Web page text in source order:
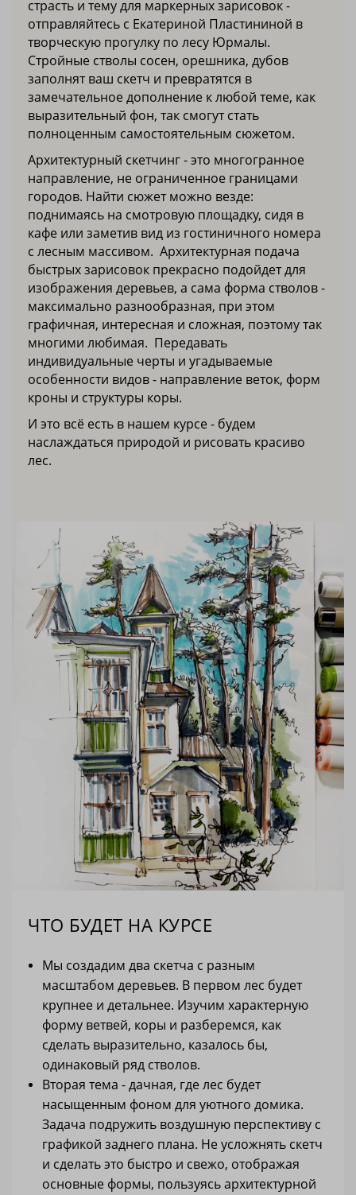
страсть и тему для маркерных зарисовок -
отправляйтесь с Екатериной Пластининой в
творческую прогулку по лесу Юрмалы.
Стройные стволы сосен, орешника, дубов
заполнят ваш скетч и превратятся в
замечательное дополнение к любой теме, как
выразительный фон, так смогут стать
полноценным самостоятельным сюжетом.
Архитектурный скетчинг - это многогранное
направление, не ограниченное границами
городов. Найти сюжет можно везде:
поднимаясь на смотровую площадку, сидя в
кафе или заметив вид из гостиничного номера
с лесным массивом. Архитектурная подача
быстрых зарисовок прекрасно подойдет для
изображения деревьев, а сама форма стволов -
максимально разнообразная, при этом
графичная, интересная и сложная, поэтому так
многими любимая. Передавать
индивидуальные черты и угадываемые
особенности видов - направление веток, форм
кроны и структуры коры.
И это всё есть в нашем курсе - будем
наслаждаться природой и рисовать красиво
лес.
ЧТО БУДЕТ НА КУРСЕ
Мы создадим два скетча с разным
масштабом деревьев. В первом лес будет
крупнее и детальнее. Изучим характерную
форму ветвей, коры и разберемся, как
сделать выразительно, казалось бы,
одинаковый ряд стволов.
Вторая тема - дачная, где лес будет
насыщенным фоном для уютного домика.
Задача подружить воздушную перспективу с
графикой заднего плана. Не усложнять скетч
и сделать это быстро и свежо, отображая
основные формы, пользуясь архитектурной